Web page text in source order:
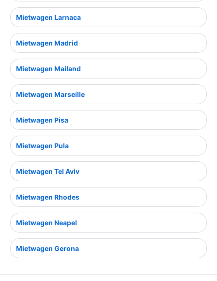
Mietwagen Larnaca
Mietwagen Madrid
Mietwagen Mailand
Mietwagen Marseille
Mietwagen Pisa
Mietwagen Pula
Mietwagen Tel Aviv
Mietwagen Rhodes
Mietwagen Neapel
Mietwagen Gerona